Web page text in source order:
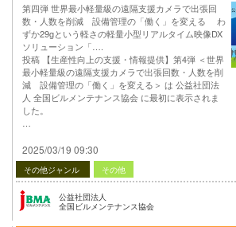
第四弾 世界最小軽量級の遠隔支援カメラで出張回
数・人数を削減 設備管理の「働く」を変える わ
ずか29gという軽さの軽量小型リアルタイム映像DX
ソリューション「….
投稿 【生産性向上の支援・情報提供】第4弾 ＜世界
最小軽量級の遠隔支援カメラで出張回数・人数を削
減 設備管理の「働く」を変える＞ は 公益社団法
人 全国ビルメンテナンス協会 に最初に表示されま
した。
2025/03/19 09:30
その他ジャンル その他
公益社団法人
全国ビルメンテナンス協会